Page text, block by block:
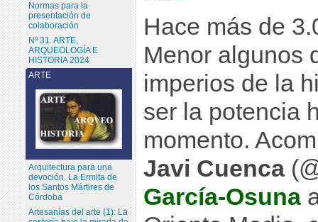
Hace más de
Menor algunos
imperios de la
ser la potencia
momento.
Javi Cuenca
García-Osuna
ARTE
Arquitectura para una
devoción. La Ermita de
los Santos Mártires de
Córdoba
Artesanías del arte (1): La
Normas para la
presentación de
colaboración
Nº 31. ARTE,
ARQUEOLOGÍA E
HISTORIA 2024